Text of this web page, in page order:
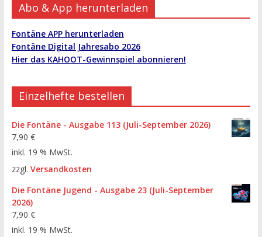
Abo & App herunterladen
Fontäne APP herunterladen
Fontäne Digital Jahresabo 2026
Hier das KAHOOT-Gewinnspiel abonnieren!
Einzelhefte bestellen
Die Fontäne - Ausgabe 113 (Juli-September 2026)
7,90 €
inkl. 19 % MwSt.
zzgl. Versandkosten
Die Fontäne Jugend - Ausgabe 23 (Juli-September
2026)
7,90 €
inkl. 19 % MwSt.